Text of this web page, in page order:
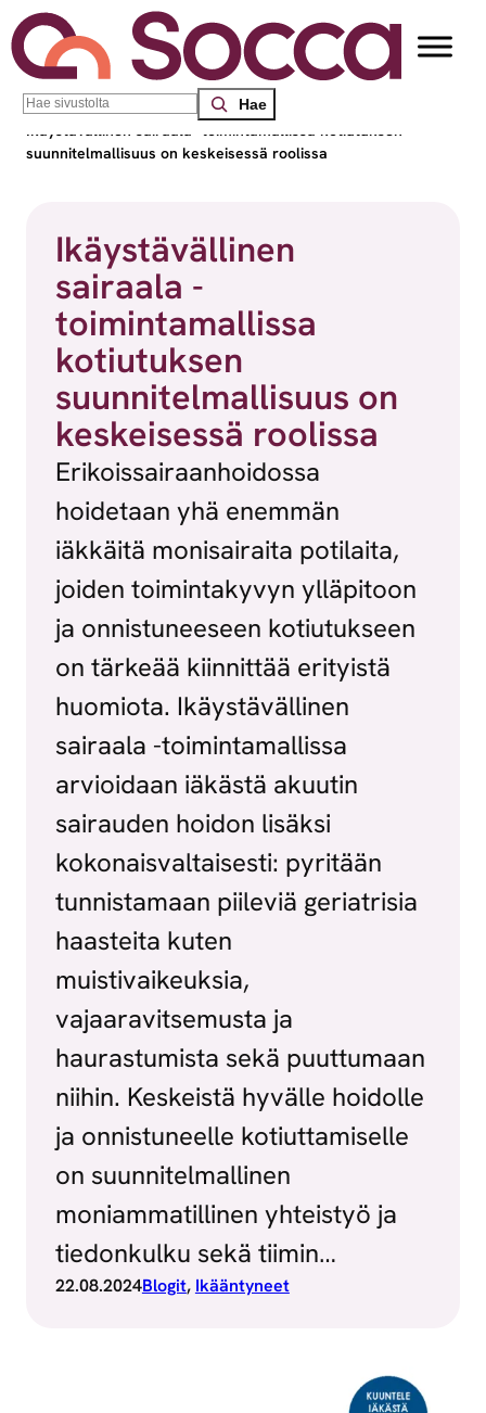
Siirry sisältöön
Search
Socca – Etelä-Suomen sosiaalialan osaamiskeskus
Ikäystävällinen sairaala -toimintamallissa kotiutuksen
suunnitelmallisuus on keskeisessä roolissa
Ikäystävällinen
sairaala -
toimintamallissa
kotiutuksen
suunnitelmallisuus on
keskeisessä roolissa
Erikoissairaanhoidossa
hoidetaan yhä enemmän
iäkkäitä monisairaita potilaita,
joiden toimintakyvyn ylläpitoon
ja onnistuneeseen kotiutukseen
on tärkeää kiinnittää erityistä
huomiota. Ikäystävällinen
sairaala -toimintamallissa
arvioidaan iäkästä akuutin
sairauden hoidon lisäksi
kokonaisvaltaisesti: pyritään
tunnistamaan piileviä geriatrisia
haasteita kuten
muistivaikeuksia,
vajaaravitsemusta ja
haurastumista sekä puuttumaan
niihin. Keskeistä hyvälle hoidolle
ja onnistuneelle kotiuttamiselle
on suunnitelmallinen
moniammatillinen yhteistyö ja
tiedonkulku sekä tiimin…
22.08.2024Blogit, Ikääntyneet